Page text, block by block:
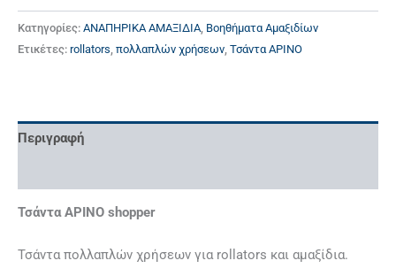
Κατηγορίες: ΑΝΑΠΗΡΙΚΑ ΑΜΑΞΙΔΙΑ Βοηθήματα Αμαξιδίων
Ετικέτες: rollators πολλαπλών χρήσεων Τσάντα APINO
Περιγραφή
Τσάντα APINO shopper
Τσάντα πολλαπλών χρήσεων για rollators και αμαξίδια.